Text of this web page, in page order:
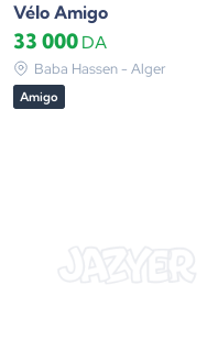
Vélo Amigo
33 000 DA
Baba Hassen - Alger
Amigo